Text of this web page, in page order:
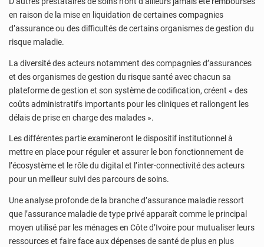
en raison de la mise en liquidation de certaines compagnies
d’assurance ou des difficultés de certains organismes de gestion du
risque maladie.
La diversité des acteurs notamment des compagnies d’assurances
et des organismes de gestion du risque santé avec chacun sa
plateforme de gestion et son système de codification, créent « des
coûts administratifs importants pour les cliniques et rallongent les
délais de prise en charge des malades ».
Les différentes partie examineront le dispositif institutionnel à
mettre en place pour réguler et assurer le bon fonctionnement de
l’écosystème et le rôle du digital et l’inter-connectivité des acteurs
pour un meilleur suivi des parcours de soins.
Une analyse profonde de la branche d’assurance maladie ressort
que l’assurance maladie de type privé apparaît comme le principal
moyen utilisé par les ménages en Côte d’Ivoire pour mutualiser leurs
ressources et faire face aux dépenses de santé de plus en plus